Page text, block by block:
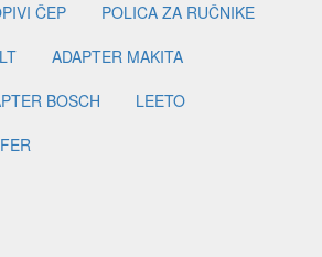
ČEP
POLICA ZA RUČNIKE
ADAPTER MAKITA
BOSCH
LEETO